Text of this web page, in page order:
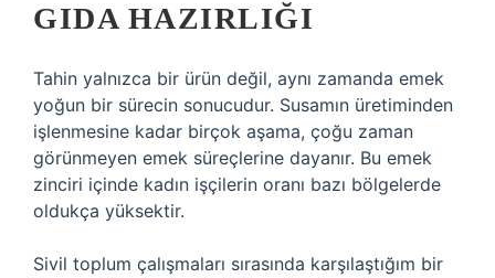
GIDA HAZIRLIĞI
Tahin yalnızca bir ürün değil, aynı zamanda emek
yoğun bir sürecin sonucudur. Susamın üretiminden
işlenmesine kadar birçok aşama, çoğu zaman
görünmeyen emek süreçlerine dayanır. Bu emek
zinciri içinde kadın işçilerin oranı bazı bölgelerde
oldukça yüksektir.
Sivil toplum çalışmaları sırasında karşılaştığım bir